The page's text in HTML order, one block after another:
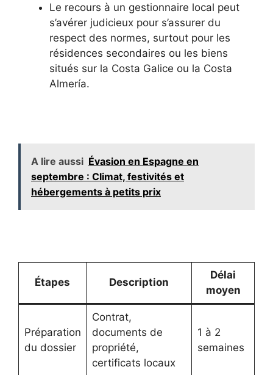
Le recours à un gestionnaire local peut
s’avérer judicieux pour s’assurer du
respect des normes, surtout pour les
résidences secondaires ou les biens
situés sur la Costa Galice ou la Costa
Almería.
A lire aussi Évasion en Espagne en
septembre : Climat, festivités et
hébergements à petits prix
Étapes Description
Délai
moyen
Préparation
du dossier
Contrat,
documents de
propriété,
certificats locaux
1 à 2
semaines